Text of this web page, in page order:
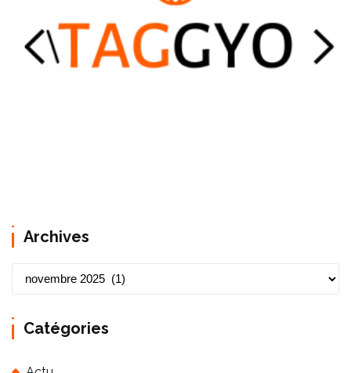
Archives
c
h
Catégories